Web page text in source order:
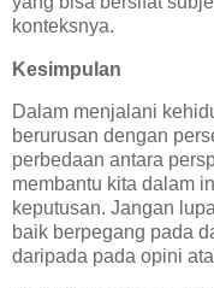
konteksnya.
Kesimpulan
Dalam menjalani
berurusan dengan
perbedaan antara
membantu kita dalam
keputusan. Jangan
baik berpegang pada
daripada pada opini